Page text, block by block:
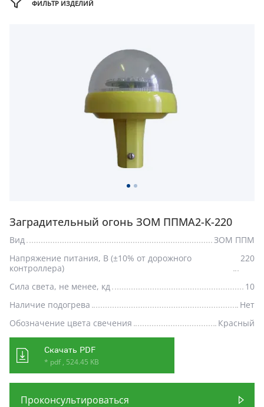
Заградительный огонь ЗОМ ППМА2-К-220
Вид
ЗОМ ППМ
Напряжение питания, В (±10% от дорожного
контроллера)
220
Сила света, не менее, кд
10
Наличие подогрева
Нет
Обозначение цвета свечения
Красный
Скачать PDF
* pdf , 524.45 KB
Проконсультироваться